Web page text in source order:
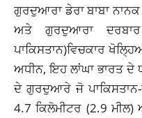
ਗੁਰਦੁਆਰਾ ਡੇਰਾ ਬਾਬਾ ਨਾਨਕ
ਅਤੇ ਗੁਰਦੁਆਰਾ ਦਰਬਾਰ
ਪਾਕਿਸਤਾਨ)ਵਿਚਕਾਰ
ਅਧੀਨ, ਇਹ ਲਾਂਘਾ ਭਾਰਤ
ਦੇ ਗੁਰਦੁਆਰੇ ਜੋ ਪਾਕਿਸਤਾਨ-
4.7 ਕਿਲੋਮੀਟਰ (2.9